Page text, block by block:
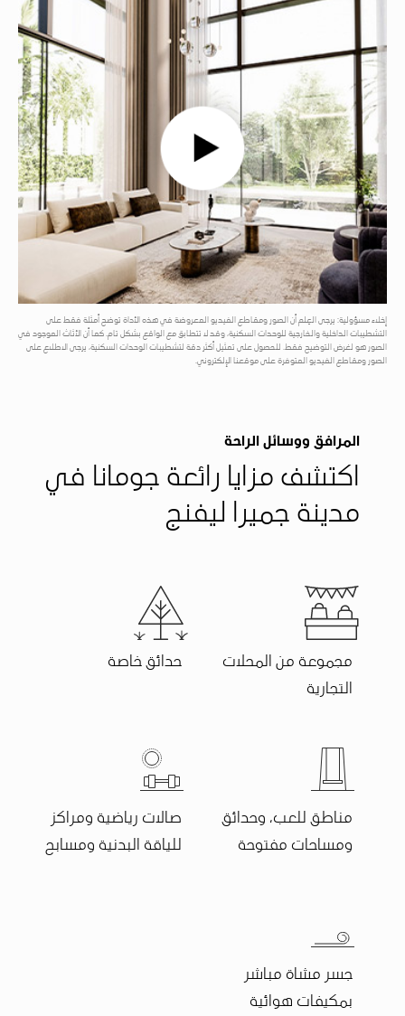
إخلاء مسؤولية: يرجى العِلم أن الصور ومقاطع الفيديو المعروضة في هذه الأداة توضح أمثلة فقط على
التشطيبات الداخلية والخارجية للوحدات السكنية، وقد لا تتطابق مع الواقع بشكل تام. كما أن الأثاث الموجود في
الصور هو لغرض التوضيح فقط. للحصول على تمثيل أكثر دقة لتشطيبات الوحدات السكنية، يرجى الاطلاع على
الصور ومقاطع الفيديو المتوفرة على موقعنا الإلكتروني.
المرافق ووسائل الراحة
اكتشف مزايا رائعة جومانا في
مدينة جميرا ليفنج
مجموعة من المحلات
التجارية
حدائق خاصة
مناطق للعب، وحدائق
ومساحات مفتوحة
صالات رياضية ومراكز
للياقة البدنية ومسابح
جسر مشاة مباشر
بمكيفات هوائية